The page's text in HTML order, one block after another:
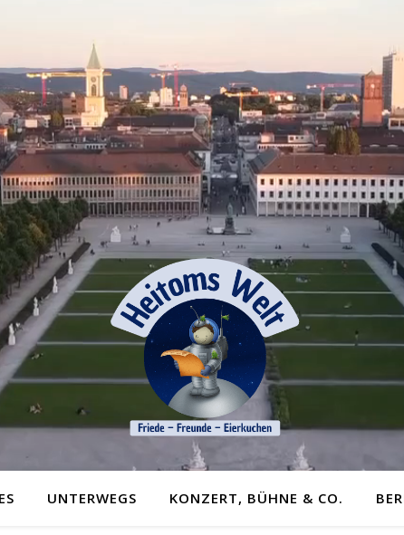
UNTERWEGS KONZERT, BÜHNE & CO.